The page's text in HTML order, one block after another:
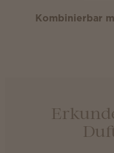
Kombinierbar